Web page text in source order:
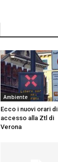
Ambiente
Ecco i nuovi orari di
accesso alla Ztl di
Verona